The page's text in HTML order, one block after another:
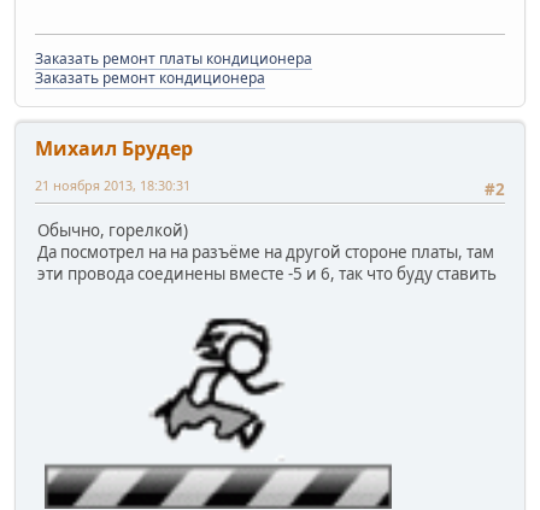
Заказать ремонт платы кондиционера
Заказать ремонт кондиционера
Михаил Брудер
#2
21 ноября 2013, 18:30:31
Обычно, горелкой)
Да посмотрел на на разъёме на другой стороне платы, там
эти провода соединены вместе -5 и 6, так что буду ставить